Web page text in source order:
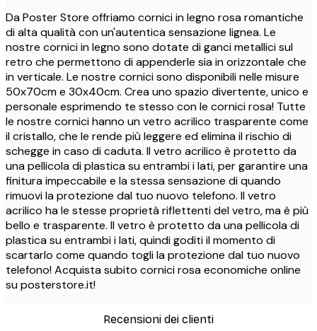
Da Poster Store offriamo cornici in legno rosa romantiche
di alta qualità con un'autentica sensazione lignea. Le
nostre cornici in legno sono dotate di ganci metallici sul
retro che permettono di appenderle sia in orizzontale che
in verticale. Le nostre cornici sono disponibili nelle misure
50x70cm e 30x40cm. Crea uno spazio divertente, unico e
personale esprimendo te stesso con le cornici rosa! Tutte
le nostre cornici hanno un vetro acrilico trasparente come
il cristallo, che le rende più leggere ed elimina il rischio di
schegge in caso di caduta. Il vetro acrilico è protetto da
una pellicola di plastica su entrambi i lati, per garantire una
finitura impeccabile e la stessa sensazione di quando
rimuovi la protezione dal tuo nuovo telefono. Il vetro
acrilico ha le stesse proprietà riflettenti del vetro, ma è più
bello e trasparente. Il vetro è protetto da una pellicola di
plastica su entrambi i lati, quindi goditi il momento di
scartarlo come quando togli la protezione dal tuo nuovo
telefono! Acquista subito cornici rosa economiche online
su posterstore.it!
Recensioni dei clienti